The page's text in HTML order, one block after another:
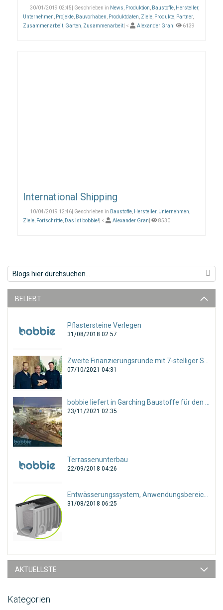
30/01/2019 02:45| Geschrieben in News, Produktion, Baustoffe, Hersteller,
Unternehmen, Projekte, Bauvorhaben, Produktdaten, Ziele, Produkte, Partner,
Zusammenarbeit, Garten, Zusammenarbeit | < Alexander Gran 6139
International Shipping
10/04/2019 12:46| Geschrieben in Baustoffe, Hersteller, Unternehmen,
Ziele, Fortschritte, Das ist bobbie! | < Alexander Gran 8530
BELIEBT
Pflastersteine Verlegen
31/08/2018 02:57
07/10/2021 04:31
23/11/2021 02:35
Terrassenunterbau
22/09/2018 04:26
Entwässerungssystem, Anwendungsbereiche und Auswahl
31/08/2018 06:25
AKTUELLSTE
Kategorien